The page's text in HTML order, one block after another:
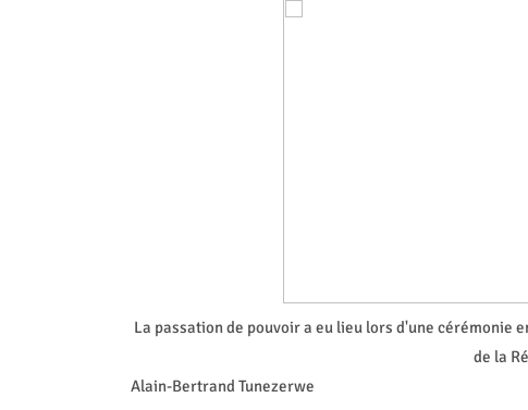
La passation de pouvoir a eu lieu lors d'une cérémonie
de la
Alain-Bertrand Tunezerwe